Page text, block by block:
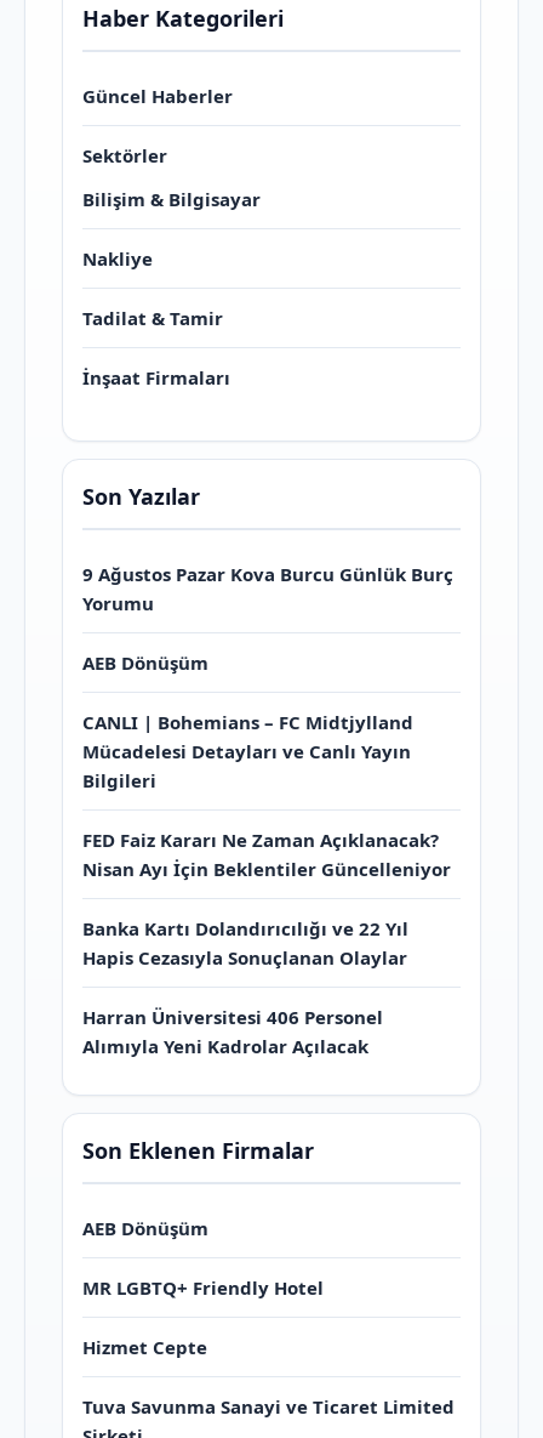
Haber Kategorileri
Güncel Haberler
Sektörler
Bilişim & Bilgisayar
Nakliye
Tadilat & Tamir
İnşaat Firmaları
Son Yazılar
9 Ağustos Pazar Kova Burcu Günlük Burç
Yorumu
AEB Dönüşüm
CANLI | Bohemians – FC Midtjylland
Mücadelesi Detayları ve Canlı Yayın
Bilgileri
FED Faiz Kararı Ne Zaman Açıklanacak?
Nisan Ayı İçin Beklentiler Güncelleniyor
Banka Kartı Dolandırıcılığı ve 22 Yıl
Hapis Cezasıyla Sonuçlanan Olaylar
Harran Üniversitesi 406 Personel
Alımıyla Yeni Kadrolar Açılacak
Son Eklenen Firmalar
AEB Dönüşüm
MR LGBTQ+ Friendly Hotel
Hizmet Cepte
Tuva Savunma Sanayi ve Ticaret Limited